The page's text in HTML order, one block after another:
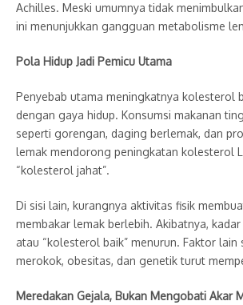
Achilles. Meski umumnya tidak
ini menunjukkan gangguan metabolisme
Pola Hidup Jadi Pemicu Utama
Penyebab utama meningkatnya kolesterol
dengan gaya hidup. Konsumsi makanan
seperti gorengan, daging berlemak, dan
lemak mendorong peningkatan kolesterol
“kolesterol jahat”.
Di sisi lain, kurangnya aktivitas fisik
membakar lemak berlebih. Akibatnya,
atau “kolesterol baik” menurun. Faktor lain
merokok, obesitas, dan genetik turut
Meredakan Gejala, Bukan Mengobati Akar